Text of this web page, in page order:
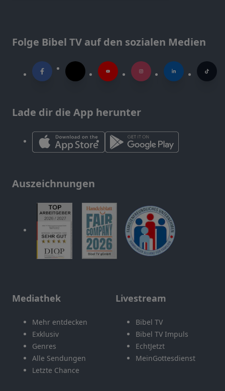
Folge Bibel TV auf den sozialen Medien
Lade dir die App herunter
Auszeichnungen
Mediathek
Mehr entdecken
Exklusiv
Genres
Alle Sendungen
Letzte Chance
Livestream
Bibel TV
Bibel TV Impuls
EchtJetzt
MeinGottesdienst